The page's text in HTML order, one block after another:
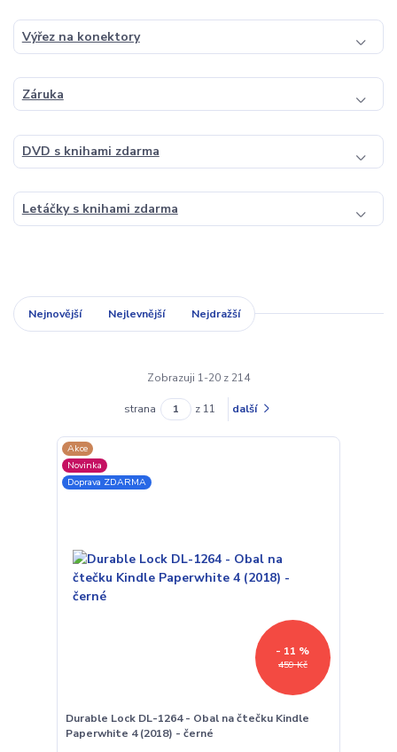
Výřez na konektory
Záruka
DVD s knihami zdarma
Letáčky s knihami zdarma
Nejnovější Nejlevnější Nejdražší
Zobrazuji 1-20 z 214
strana z 11 další
Akce
Novinka
Doprava ZDARMA
459 Kč
- 11 %
Durable Lock DL-1264 - Obal na čtečku Kindle
Paperwhite 4 (2018) - černé